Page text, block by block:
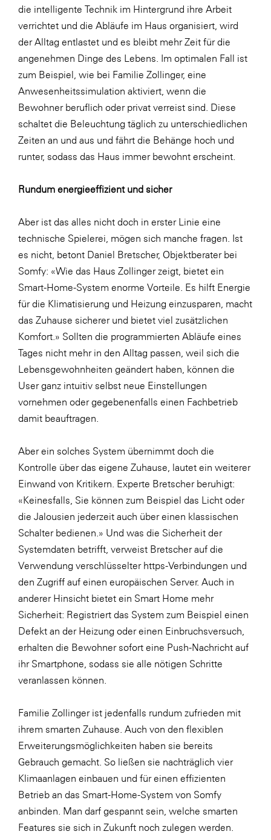
die intelligente Technik im Hintergrund ihre Arbeit
verrichtet und die Abläufe im Haus organisiert, wird
der Alltag entlastet und es bleibt mehr Zeit für die
angenehmen Dinge des Lebens. Im optimalen Fall ist
zum Beispiel, wie bei Familie Zollinger, eine
Anwesenheitssimulation aktiviert, wenn die
Bewohner beruflich oder privat verreist sind. Diese
schaltet die Beleuchtung täglich zu unterschiedlichen
Zeiten an und aus und fährt die Behänge hoch und
runter, sodass das Haus immer bewohnt erscheint.
Rundum energieeffizient und sicher
Aber ist das alles nicht doch in erster Linie eine
technische Spielerei, mögen sich manche fragen. Ist
es nicht, betont Daniel Bretscher, Objektberater bei
Somfy: «Wie das Haus Zollinger zeigt, bietet ein
Smart-Home-System enorme Vorteile. Es hilft Energie
für die Klimatisierung und Heizung einzusparen, macht
das Zuhause sicherer und bietet viel zusätzlichen
Komfort.» Sollten die programmierten Abläufe eines
Tages nicht mehr in den Alltag passen, weil sich die
Lebensgewohnheiten geändert haben, können die
User ganz intuitiv selbst neue Einstellungen
vornehmen oder gegebenenfalls einen Fachbetrieb
damit beauftragen.
Aber ein solches System übernimmt doch die
Kontrolle über das eigene Zuhause, lautet ein weiterer
Einwand von Kritikern. Experte Bretscher beruhigt:
«Keinesfalls, Sie können zum Beispiel das Licht oder
die Jalousien jederzeit auch über einen klassischen
Schalter bedienen.» Und was die Sicherheit der
Systemdaten betrifft, verweist Bretscher auf die
Verwendung verschlüsselter https-Verbindungen und
den Zugriff auf einen europäischen Server. Auch in
anderer Hinsicht bietet ein Smart Home mehr
Sicherheit: Registriert das System zum Beispiel einen
Defekt an der Heizung oder einen Einbruchsversuch,
erhalten die Bewohner sofort eine Push-Nachricht auf
ihr Smartphone, sodass sie alle nötigen Schritte
veranlassen können.
Familie Zollinger ist jedenfalls rundum zufrieden mit
ihrem smarten Zuhause. Auch von den flexiblen
Erweiterungsmöglichkeiten haben sie bereits
Gebrauch gemacht. So ließen sie nachträglich vier
Klimaanlagen einbauen und für einen effizienten
Betrieb an das Smart-Home-System von Somfy
anbinden. Man darf gespannt sein, welche smarten
Features sie sich in Zukunft noch zulegen werden.